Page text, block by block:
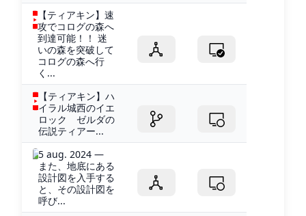
【ティアキン】速
攻でコログの森へ
到達可能！！ 迷
いの森を突破して
コログの森へ行
く...
【ティアキン】ハ
イラル城西のイエ
ロック ゼルダの
伝説ティアー...
5 aug. 2024 —
また、地底にある
設計図を入手する
と、その設計図を
呼び...